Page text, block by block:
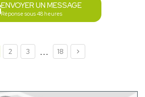
ENVOYER UN MESSAGE
Réponse sous 48 heures
2 3 ... 18